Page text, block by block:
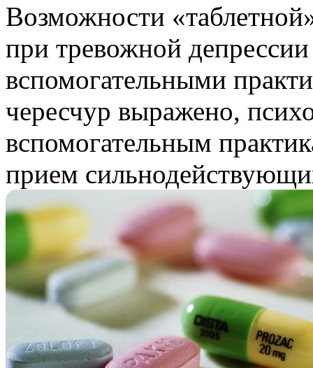
Возможности
при тревожной
вспомогательными
чересчур выражено,
вспомогательным
прием